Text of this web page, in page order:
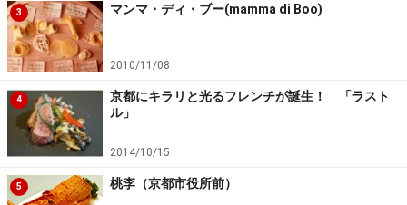
3 マンマ・ディ・ブー(mamma di Boo)
2010/11/08
4
京都にキラリと光るフレンチが誕生！ 「ラスト
ル」
2014/10/15
5 桃李（京都市役所前）